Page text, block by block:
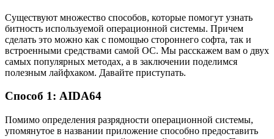
Существуют множество способов, которые помогут узнать
битность используемой операционной системы. Причем
сделать это можно как с помощью стороннего софта, так и
встроенными средствами самой ОС. Мы расскажем вам о двух
самых популярных методах, а в заключении поделимся
полезным лайфхаком. Давайте приступать.
Способ 1: AIDA64
Помимо определения разрядности операционной системы,
упомянутое в названии приложение способно предоставить